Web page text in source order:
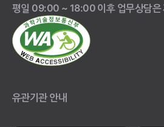
평일 09:00 ~ 18:00 이후 업무상담은
유관기관 안내